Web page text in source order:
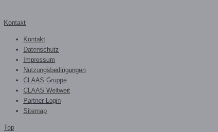
Kontakt
Kontakt
Datenschutz
Impressum
Nutzungsbedingungen
CLAAS Gruppe
CLAAS Weltweit
Partner Login
Sitemap
Top